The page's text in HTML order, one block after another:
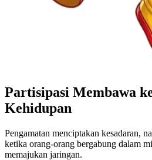
Partisipasi Membawa
Kehidupan
Pengamatan menciptakan kesadaran,
ketika orang-orang bergabung dalam
memajukan jaringan.